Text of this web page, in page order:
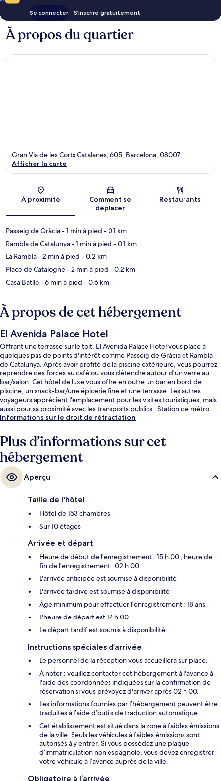
Se connecter S’inscrire gratuitement
À propos du quartier
Carte
Gran Via de les Corts Catalanes, 605, Barcelona, 08007
Afficher la carte
À proximité
Comment se
déplacer
Restaurants
Passeig de Gràcia- 1 min à pied - 0.1 km
Rambla de Catalunya- 1 min à pied - 0.1 km
La Rambla- 2 min à pied - 0.2 km
Place de Catalogne- 2 min à pied - 0.2 km
Casa Batlló- 6 min à pied - 0.6 km
À propos de cet hébergement
El Avenida Palace Hotel
Offrant une terrasse sur le toit, El Avenida Palace Hotel vous place à
quelques pas de points d'intérêt comme Passeig de Gràcia et Rambla
de Catalunya. Après avoir profité de la piscine extérieure, vous pourrez
reprendre des forces au café ou vous détendre autour d'un verre au
bar/salon. Cet hôtel de luxe vous offre en outre un bar en bord de
piscine, un snack-bar/une épicerie fine et une terrasse. Les autres
voyageurs apprécient l'emplacement pour les visites touristiques, mais
aussi pour sa proximité avec les transports publics : Station de métro
Paseo de Gracia est à 3 min à pied et Station de métro Universitat, à 6
Informations sur le droit de rétractation
Plus d’informations sur cet
hébergement
Aperçu
Taille de l'hôtel
Hôtel de 153 chambres
Sur 10 étages
Arrivée et départ
Heure de début de l'enregistrement : 15 h 00 ; heure de
fin de l'enregistrement : 02 h 00.
L'arrivée anticipée est soumise à disponibilité
L'arrivée tardive est soumise à disponibilité
Âge minimum pour effectuer l'enregistrement : 18 ans
L'heure de départ est 12 h 00
Le départ tardif est soumis à disponibilité
Instructions spéciales d’arrivée
Le personnel de la réception vous accueillera sur place.
À noter : veuillez contacter cet hébergement à l'avance à
l'aide des coordonnées indiquées sur la confirmation de
réservation si vous prévoyez d'arriver après 02 h 00.
Les informations fournies par l’hébergement peuvent être
traduites à l’aide d’outils de traduction automatique
Cet établissement est situé dans la zone à faibles émissions
de la ville. Seuls les véhicules à faibles émissions sont
autorisés à y entrer. Si vous possédez une plaque
d’immatriculation non espagnole, vous devez enregistrer
votre véhicule à l’avance auprès de la ville.
Obligatoire à l’arrivée